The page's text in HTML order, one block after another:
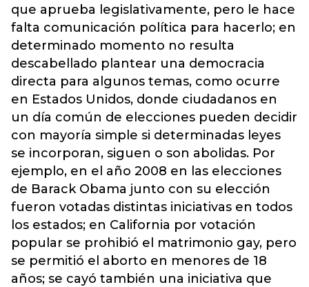
que aprueba legislativamente, pero le hace
falta comunicación política para hacerlo; en
determinado momento no resulta
descabellado plantear una democracia
directa para algunos temas, como ocurre
en Estados Unidos, donde ciudadanos en
un día común de elecciones pueden decidir
con mayoría simple si determinadas leyes
se incorporan, siguen o son abolidas. Por
ejemplo, en el año 2008 en las elecciones
de Barack Obama junto con su elección
fueron votadas distintas iniciativas en todos
los estados; en California por votación
popular se prohibió el matrimonio gay, pero
se permitió el aborto en menores de 18
años; se cayó también una iniciativa que